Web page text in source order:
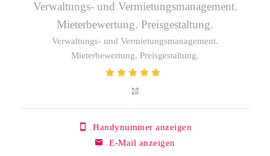
Verwaltungs- und Vermietungsmanagement.
Mieterbewertung. Preisgestaltung.
Verwaltungs- und Vermietungsmanagement.
Mieterbewertung. Preisgestaltung.
Handynummer anzeigen
E-Mail anzeigen